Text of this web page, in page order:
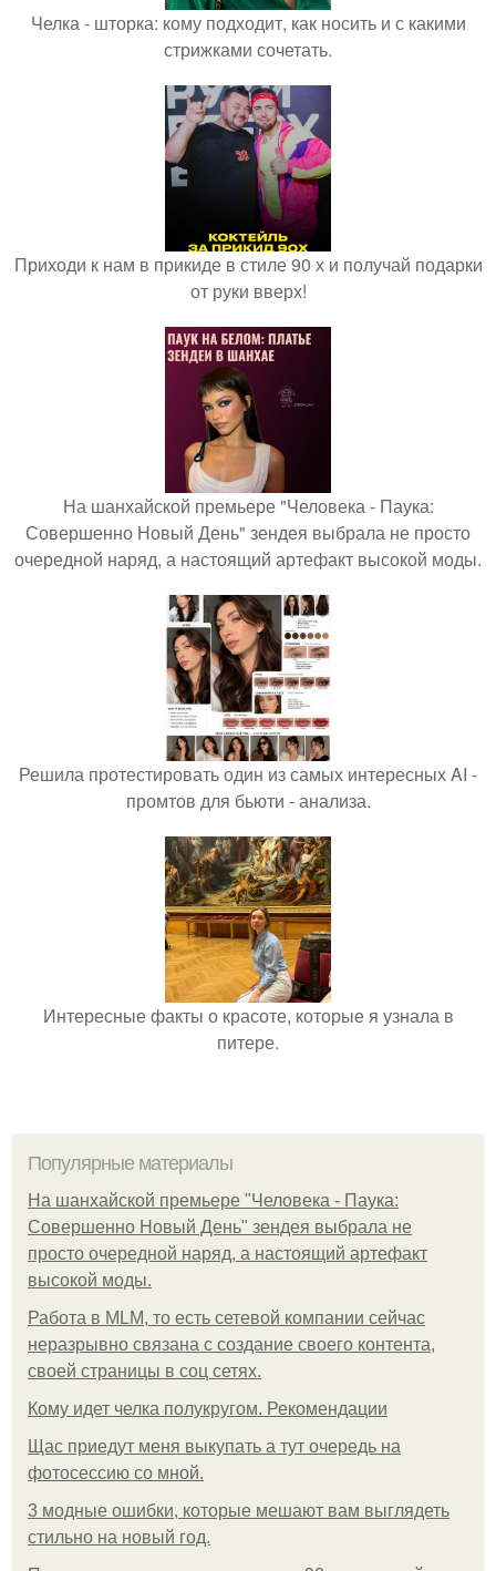
Челка - шторка: кому подходит, как носить и с какими
стрижками сочетать.
Приходи к нам в прикиде в стиле 90 х и получай подарки
от руки вверх!
На шанхайской премьере "Человека - Паука:
Совершенно Новый День" зендея выбрала не просто
очередной наряд, а настоящий артефакт высокой моды.
Решила протестировать один из самых интересных AI -
промтов для бьюти - анализа.
Интересные факты о красоте, которые я узнала в
питере.
Популярные материалы
На шанхайской премьере "Человека - Паука:
Совершенно Новый День" зендея выбрала не
просто очередной наряд, а настоящий артефакт
высокой моды.
Работа в MLM, то есть сетевой компании сейчас
неразрывно связана с создание своего контента,
своей страницы в соц сетях.
Кому идет челка полукругом. Рекомендации
Щас приедут меня выкупать а тут очередь на
фотосессию со мной.
3 модные ошибки, которые мешают вам выглядеть
стильно на новый год.